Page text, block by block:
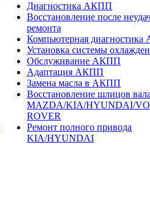
Диагностика АКПП
Восстановление после
ремонта
Компьютерная
Установка системы
Обслуживание АКПП
Адаптация АКПП
Замена масла в АКПП
Восстановление шлицов
MAZDA/KIA/HYUNDAI/
ROVER
Ремонт полного привода
KIA/HYUNDAI